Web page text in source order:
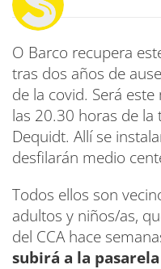
O Barco recupera
tras dos años de
de la covid. Será
las 20.30 horas de la
Dequidt. Allí se
desfilarán medio
Todos ellos son
adultos y niños/as,
del CCA hace
subirá a la